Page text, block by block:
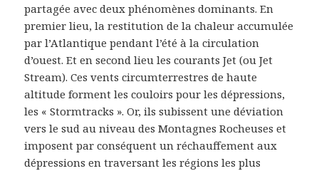
partagée avec deux phénomènes dominants. En
premier lieu, la restitution de la chaleur accumulée
par l’Atlantique pendant l’été à la circulation
d’ouest. Et en second lieu les courants Jet (ou Jet
Stream). Ces vents circumterrestres de haute
altitude forment les couloirs pour les dépressions,
les « Stormtracks ». Or, ils subissent une déviation
vers le sud au niveau des Montagnes Rocheuses et
imposent par conséquent un réchauffement aux
dépressions en traversant les régions les plus